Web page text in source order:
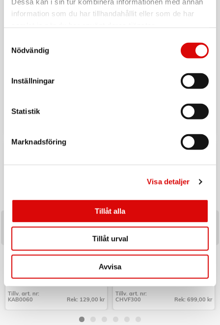
information som du har tillhandahållit eller som de har
Nödvändig
Inställningar
Statistik
Marknadsföring
Visa detaljer
Tillåt alla
Tillåt urval
Avvisa
Ladda upp inför hösten med ett handplockat sortiment av
produkter utvalda för säsongens efterfrågan och
LOGILINK
Cable box - Kabelgömma Small
Art nr:
KAB0060
Tillv. art. nr:
KAB0060
Rek: 129,00 kr
CHAMPION
Vakuumförpackare Fresh 9L/min
110W VF300 Mattsvart
Art nr:
CHVF300
Tillv. art. nr:
CHVF300
Rek: 699,00 kr